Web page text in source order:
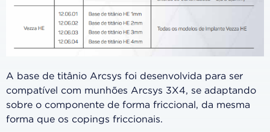
A base de titânio Arcsys foi desenvolvida para ser
compatível com munhões Arcsys 3X4, se adaptando
sobre o componente de forma friccional, da mesma
forma que os copings friccionais.